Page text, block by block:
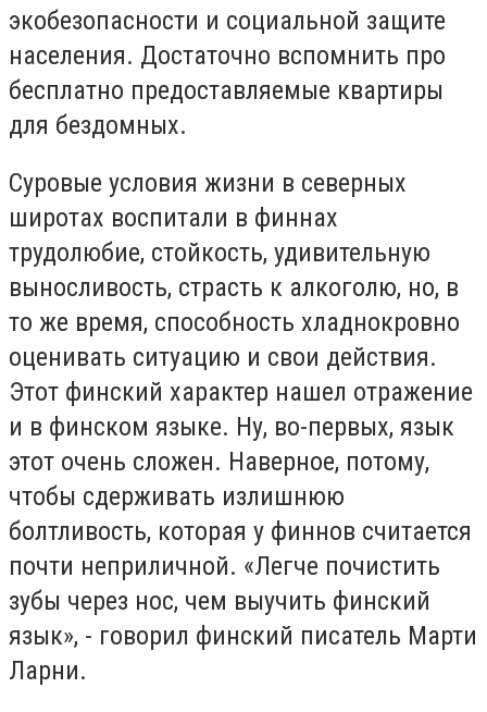
экобезопасности и социальной защите
населения. Достаточно вспомнить про
бесплатно предоставляемые квартиры
для бездомных.
Суровые условия жизни в северных
широтах воспитали в финнах
трудолюбие, стойкость, удивительную
выносливость, страсть к алкоголю, но, в
то же время, способность хладнокровно
оценивать ситуацию и свои действия.
Этот финский характер нашел отражение
и в финском языке. Ну, во-первых, язык
этот очень сложен. Наверное, потому,
чтобы сдерживать излишнюю
болтливость, которая у финнов считается
почти неприличной. «Легче почистить
зубы через нос, чем выучить финский
язык», - говорил финский писатель Марти
Ларни.